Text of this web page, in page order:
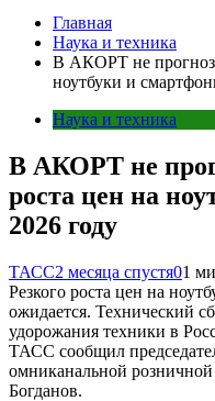
Главная
Наука и техника
В АКОРТ не
ноутбуки и
Наука и техника
В АКОРТ не
роста цен на
2026 году
ТАСС2 месяца спустя01
Резкого роста цен на
ожидается. Технический
удорожания техники в
ТАСС сообщил
омниканальной
Богданов.